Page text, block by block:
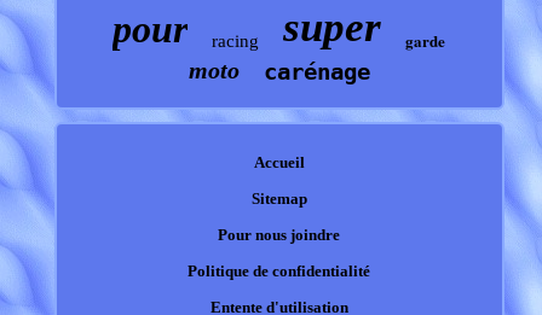
pour racing super garde
moto carénage
Accueil
Sitemap
Pour nous joindre
Politique de confidentialité
Entente d'utilisation